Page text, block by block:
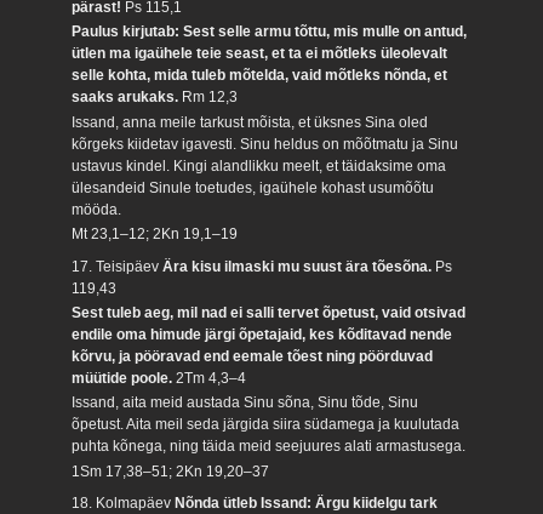
pärast! Ps 115,1
Paulus kirjutab: Sest selle armu tõttu, mis mulle on antud,
ütlen ma igaühele teie seast, et ta ei mõtleks üleolevalt
selle kohta, mida tuleb mõtelda, vaid mõtleks nõnda, et
saaks arukaks. Rm 12,3
Issand, anna meile tarkust mõista, et üksnes Sina oled
kõrgeks kiidetav igavesti. Sinu heldus on mõõtmatu ja Sinu
ustavus kindel. Kingi alandlikku meelt, et täidaksime oma
ülesandeid Sinule toetudes, igaühele kohast usumõõtu
mööda.
Mt 23,1–12; 2Kn 19,1–19
17. TeisipäevÄra kisu ilmaski mu suust ära tõesõna. Ps
119,43
Sest tuleb aeg, mil nad ei salli tervet õpetust, vaid otsivad
endile oma himude järgi õpetajaid, kes kõditavad nende
kõrvu, ja pööravad end eemale tõest ning pöörduvad
müütide poole.2Tm 4,3–4
Issand, aita meid austada Sinu sõna, Sinu tõde, Sinu
õpetust. Aita meil seda järgida siira südamega ja kuulutada
puhta kõnega, ning täida meid seejuures alati armastusega.
1Sm 17,38–51; 2Kn 19,20–37
18. Kolmapäev Nõnda ütleb Issand: Ärgu kiidelgu tark